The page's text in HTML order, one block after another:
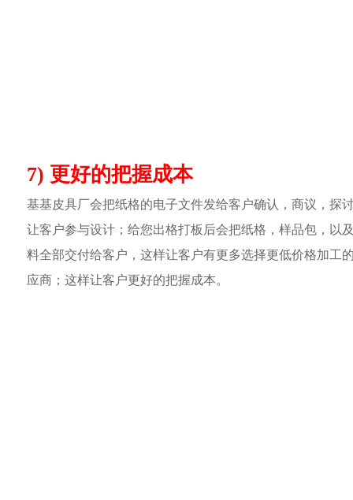
7) 更好的把握成本
基基皮具厂会把纸格的电子文件发给客户确认，商议，探
让客户参与设计；给您出格打板后会把纸格，样品包，以
料全部交付给客户，这样让客户有更多选择更低价格加工
应商；这样让客户更好的把握成本。